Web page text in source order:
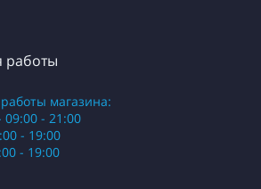
работы
магазина:
09:00 - 21:00
- 19:00
- 19:00